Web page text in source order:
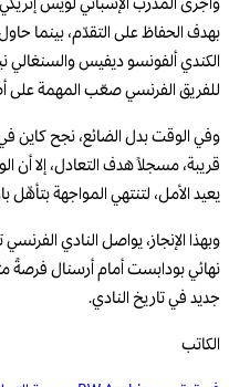
بهدف الحفاظ على التقدّم، بينما
الكندي ألفونسو ديفيس والسنغالي
للفريق الفرنسي صعّب المهمة على
وفي الوقت بدل الضائع، نجح كاين
قريبة، مسجلاً هدف التعادل، إلا
يعيد الأمل، لتنتهي المواجهة
وبهذا الإنجاز، يواصل النادي
نهائي بودابست أمام أرسنال فرصةً
جديد في تاريخ النادي.
الكاتب